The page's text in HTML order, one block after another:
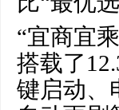
“宜商宜
搭载了
键启动、